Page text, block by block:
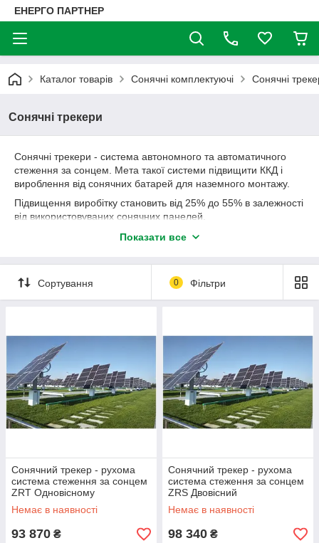
ЕНЕРГО ПАРТНЕР
Каталог товарів Сонячні комплектуючі Сонячні
Сонячні трекери
Сонячні трекери - система автономного та автоматичного
стеження за сонцем. Мета такої системи підвищити ККД і
вироблення від сонячних батарей для наземного монтажу.
Підвищення виробітку становить від 25% до 55% в залежності
від використовуваних сонячних панелей.
Показати все
Сортування 0 Фільтри
Сонячний трекер - рухома
система стеження за сонцем
ZRT Одновісному
Немає в наявності
93 870 ₴
Сонячний трекер - рухома
система стеження за сонцем
ZRS Двовісний
Немає в наявності
98 340 ₴